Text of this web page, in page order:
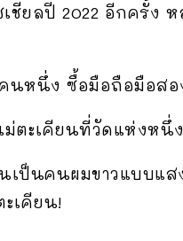
ยลปี 2022 อีกครั้ง ห
คนหนึ่ง ซื้อมือถือมือสอ
ม่ตะเคียนที่วัดแห่งห
เป็นคนผมขาวแบบแ
เคียน!